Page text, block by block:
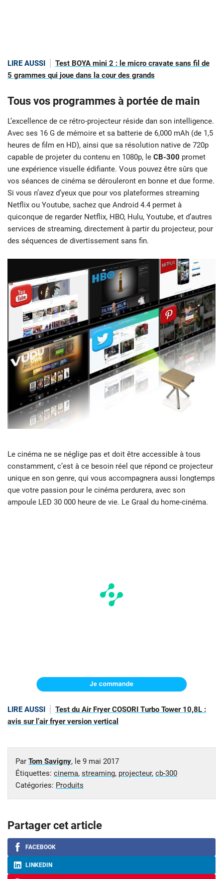
LIRE AUSSI
Test BOYA mini 2 : le micro cravate sans fil de
5 grammes qui joue dans la cour des grands
Tous vos programmes à portée de main
L’excellence de ce rétro-projecteur réside dan son intelligence.
Avec ses 16 G de mémoire et sa batterie de 6,000 mAh (de 1,5
heures de film en HD), ainsi que sa résolution native de 720p
capable de projeter du contenu en 1080p, le CB-300 promet
une expérience visuelle édifiante. Vous pouvez être sûrs que
vos séances de cinéma se dérouleront en bonne et due forme.
Si vous n’avez d’yeux que pour vos plateformes streaming
Netflix ou Youtube, sachez que Android 4.4 permet à
quiconque de regarder Netflix, HBO, Hulu, Youtube, et d’autres
services de streaming, directement à partir du projecteur, pour
des séquences de divertissement sans fin.
Le cinéma ne se néglige pas et doit être accessible à tous
constamment, c’est à ce besoin réel que répond ce projecteur
unique en son genre, qui vous accompagnera aussi longtemps
que votre passion pour le cinéma perdurera, avec son
ampoule LED 30 000 heure de vie. Le Graal du home-cinéma.
LIRE AUSSI
Test du Air Fryer COSORI Turbo Tower 10,8L :
avis sur l’air fryer version vertical
Par Tom Savigny, le 9 mai 2017
Étiquettes: cinema, streaming, projecteur, cb-300
Catégories: Produits
Partager cet article
FACEBOOK
LINKEDIN